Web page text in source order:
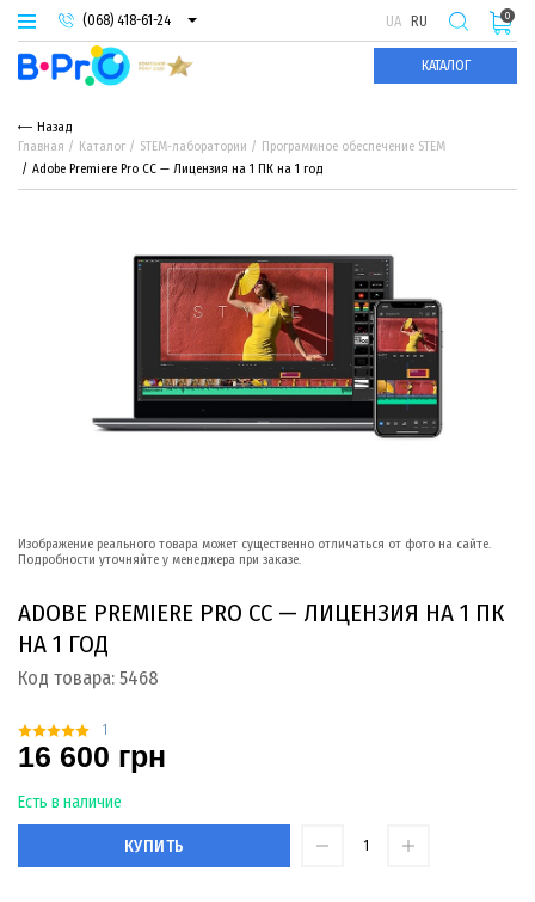
(068) 418-61-24
(093) 974-66-94
(095) 987-29-55
UA RU
КАТАЛОГ
0
Назад
Главная
Каталог STEM-лаборатории
Программное обеспечение STEM
Adobe Premiere Pro CC — Лицензия на 1 ПК на 1 год
Изображение реального товара может существенно отличаться от фото на сайте.
Подробности уточняйте у менеджера при заказе.
ADOBE PREMIERE PRO CC — ЛИЦЕНЗИЯ НА 1 ПК
НА 1 ГОД
Код товара: 5468
1
16 600 грн
Есть в наличие
КУПИТЬ